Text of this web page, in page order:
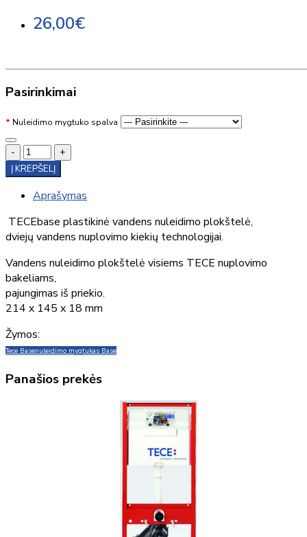
26,00€
Pasirinkimai
Nuleidimo mygtuko spalva
-
+
Į KREPŠELĮ
Aprašymas
TECEbase plastikinė vandens nuleidimo plokštelė,
dviejų vandens nuplovimo kiekių technologijai.
Vandens nuleidimo plokštelė visiems TECE nuplovimo
bakeliams,
pajungimas iš priekio.
214 x 145 x 18 mm
Žymos:
Tece Basenuleidimo mygtukas Base
Panašios prekės